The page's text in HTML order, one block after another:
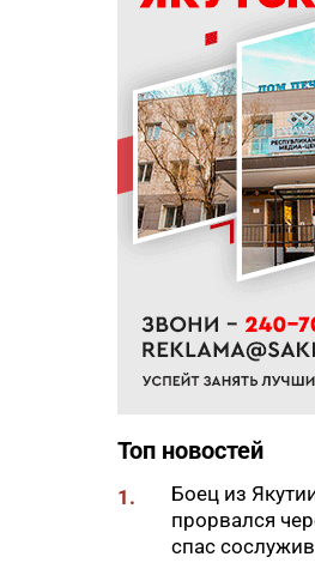
До +27
воздух в
21:00
Деловая
охватывает
20:33
В Якутии
20:02
Более 230
получили
19:48
В Якутии
приоритеты
«Движения
помощи
Авторы
Топ новостей
1.
Боец из
прорвался
спас